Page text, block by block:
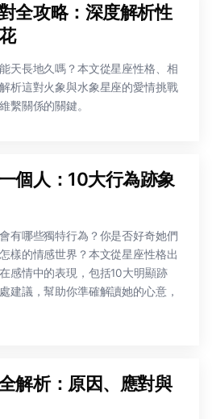
全攻略：深度解析性
天長地久嗎？本文從星座性格、相
析這對火象與水象星座的愛情挑戰
繫關係的關鍵。
個人：10大行為跡象
有哪些獨特行為？你是否好奇她們
樣的情感世界？本文從星座性格出
感情中的表現，包括10大明顯跡
建議，幫助你準確解讀她的心意，
解析：原因、應對與